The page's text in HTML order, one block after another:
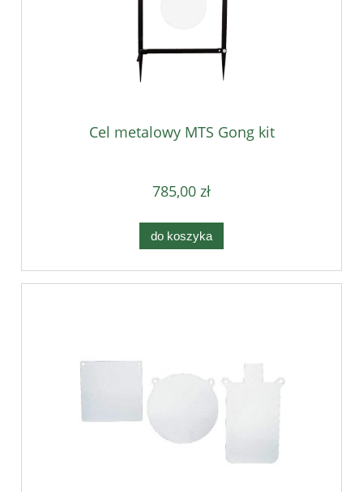
Cel metalowy MTS Gong kit
785,00 zł
do koszyka